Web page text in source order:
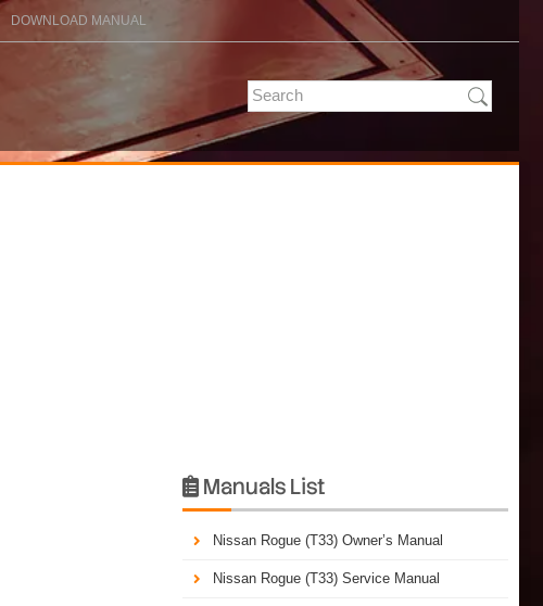
DOWNLOAD MANUAL
 Manuals List
Nissan Rogue (T33) Owner’s Manual
Nissan Rogue (T33) Service Manual